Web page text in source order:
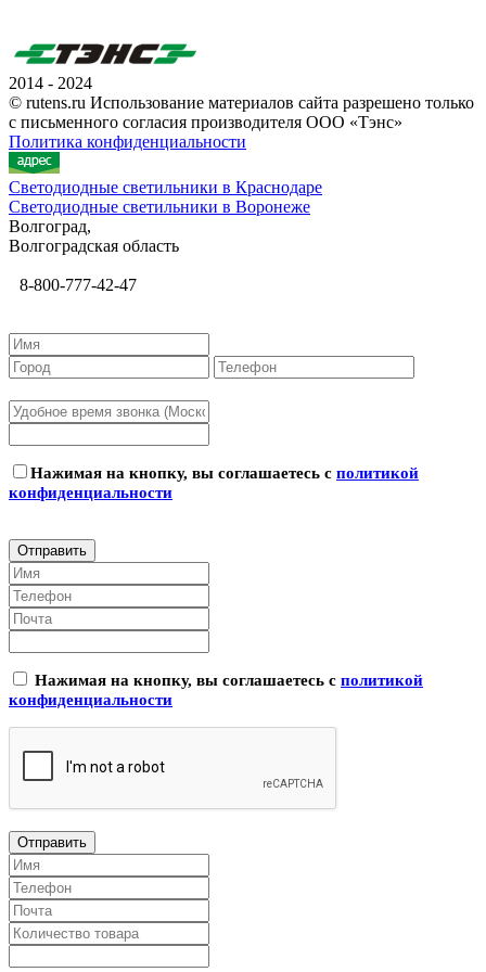
2014 - 2024
© rutens.ru Использование материалов сайта разрешено только
с письменного согласия производителя ООО «Тэнс»
Политика конфиденциальности
Светодиодные светильники в Краснодаре
Светодиодные светильники в Воронеже
Волгоград,
Волгоградская область
8-800-777-42-47
Нажимая на кнопку, вы соглашаетесь с политикой
конфиденциальности
Нажимая на кнопку, вы соглашаетесь с политикой
конфиденциальности